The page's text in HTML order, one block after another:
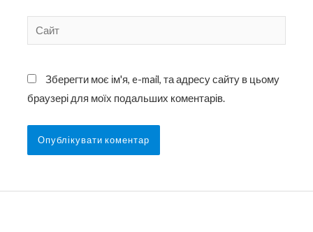
Сайт
Зберегти моє ім'я, e-mail, та адресу сайту в цьому
браузері для моїх подальших коментарів.